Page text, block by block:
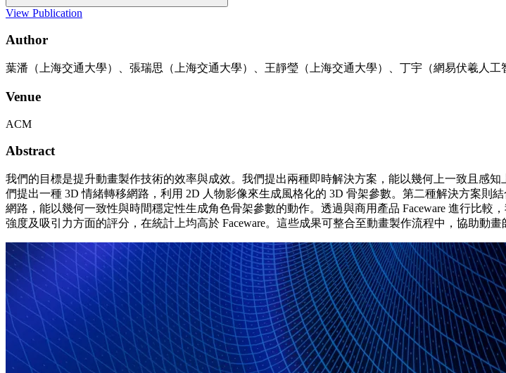
View Publication
Author
葉潘（上海交通大學）、張瑞思（上海交通大學）、王靜瑩（上海交通大學）、丁宇（網易伏羲人工
Venue
ACM
Abstract
我們的目標是提升動畫製作技術的效率與成效。我們提出兩種即時解決方案，能以幾何上一致且感
們提出一種 3D 情緒轉移網路，利用 2D 人物影像來生成風格化的 3D 骨架參數。第二種解決方案
網路，能以幾何一致性與時間穩定性生成角色骨架參數的動作。透過與商用產品 Faceware 進行比
強度及吸引力方面的評分，在統計上均高於 Faceware。這些成果可整合至動畫製作流程中，協助動畫